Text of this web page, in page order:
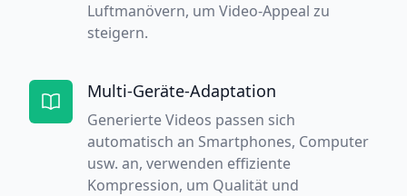
Luftmanövern, um Video-Appeal zu
steigern.
Multi-Geräte-Adaptation
Generierte Videos passen sich
automatisch an Smartphones, Computer
usw. an, verwenden effiziente
Kompression, um Qualität und